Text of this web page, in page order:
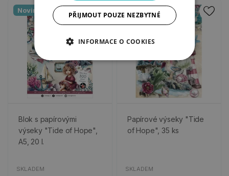
Novinka
Blok s papírovými
výseky "Tide of Hope",
A5, 20 l.
SKLADEM
Papírové výseky "Tide
of Hope", 35 ks
SKLADEM
PŘIJMOUT POUZE NEZBYTNÉ
INFORMACE O COOKIES